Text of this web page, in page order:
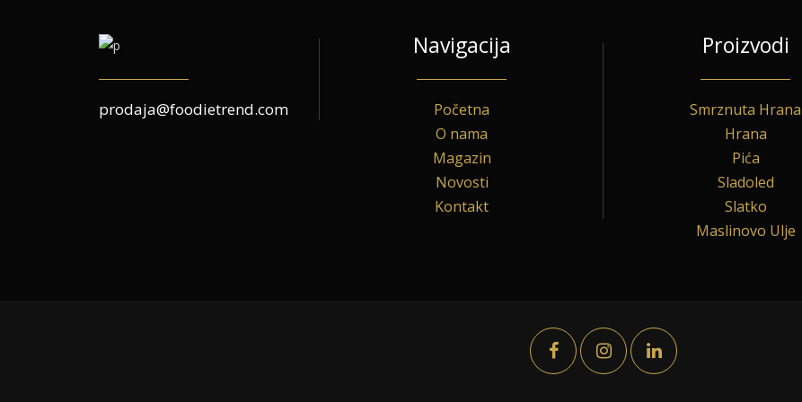
prodaja@foodietrend.com
Navigacija
Početna
O nama
Magazin
Novosti
Kontakt
Proizvodi
Smrznuta Hrana
Hrana
Pića
Sladoled
Slatko
Maslinovo Ulje